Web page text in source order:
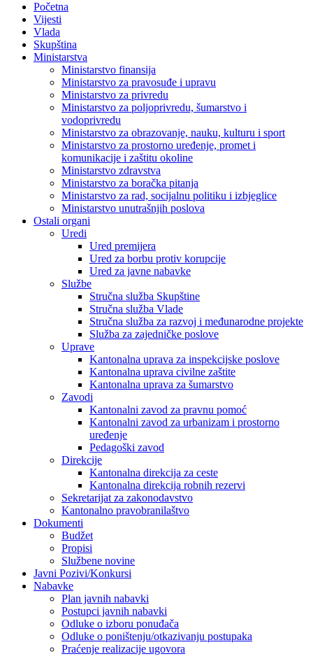
Početna
Vijesti
Vlada
Skupština
Ministarstva
Ministarstvo finansija
Ministarstvo za pravosuđe i upravu
Ministarstvo za privredu
Ministarstvo za poljoprivredu, šumarstvo i
vodoprivredu
Ministarstvo za obrazovanje, nauku, kulturu i sport
Ministarstvo za prostorno uređenje, promet i
komunikacije i zaštitu okoline
Ministarstvo zdravstva
Ministarstvo za boračka pitanja
Ministarstvo za rad, socijalnu politiku i izbjeglice
Ministarstvo unutrašnjih poslova
Ostali organi
Uredi
Ured premijera
Ured za borbu protiv korupcije
Ured za javne nabavke
Službe
Stručna služba Skupštine
Stručna služba Vlade
Stručna služba za razvoj i međunarodne projekte
Služba za zajedničke poslove
Uprave
Kantonalna uprava za inspekcijske poslove
Kantonalna uprava civilne zaštite
Kantonalna uprava za šumarstvo
Zavodi
Kantonalni zavod za pravnu pomoć
Kantonalni zavod za urbanizam i prostorno
uređenje
Pedagoški zavod
Direkcije
Kantonalna direkcija za ceste
Kantonalna direkcija robnih rezervi
Sekretarijat za zakonodavstvo
Kantonalno pravobranilaštvo
Dokumenti
Budžet
Propisi
Službene novine
Javni Pozivi/Konkursi
Nabavke
Plan javnih nabavki
Postupci javnih nabavki
Odluke o izboru ponuđača
Odluke o poništenju/otkazivanju postupaka
Praćenje realizacije ugovora